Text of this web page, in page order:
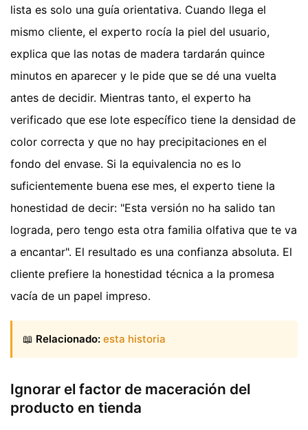
lista es solo una guía orientativa. Cuando llega el
mismo cliente, el experto rocía la piel del usuario,
explica que las notas de madera tardarán quince
minutos en aparecer y le pide que se dé una vuelta
antes de decidir. Mientras tanto, el experto ha
verificado que ese lote específico tiene la densidad de
color correcta y que no hay precipitaciones en el
fondo del envase. Si la equivalencia no es lo
suficientemente buena ese mes, el experto tiene la
honestidad de decir: "Esta versión no ha salido tan
lograda, pero tengo esta otra familia olfativa que te va
a encantar". El resultado es una confianza absoluta. El
cliente prefiere la honestidad técnica a la promesa
vacía de un papel impreso.
📖 Relacionado: esta historia
Ignorar el factor de maceración del
producto en tienda